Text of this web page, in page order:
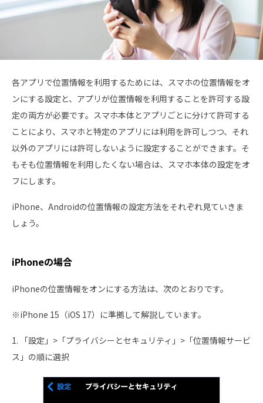
各アプリで位置情報を利用するためには、スマホの位置情報をオ
ンにする設定と、アプリが位置情報を利用することを許可する設
定の両方が必要です。スマホ本体とアプリごとに分けて許可する
ことにより、スマホと特定のアプリには利用を許可しつつ、それ
以外のアプリには許可しないように設定することができます。そ
もそも位置情報を利用したくない場合は、スマホ本体の設定をオ
フにします。
iPhone、Androidの位置情報の設定方法をそれぞれ見ていきま
しょう。
iPhoneの場合
iPhoneの位置情報をオンにする方法は、次のとおりです。
※iPhone 15（iOS 17）に準拠して解説しています。
1. 「設定」>「プライバシーとセキュリティ」>「位置情報サービ
ス」の順に選択